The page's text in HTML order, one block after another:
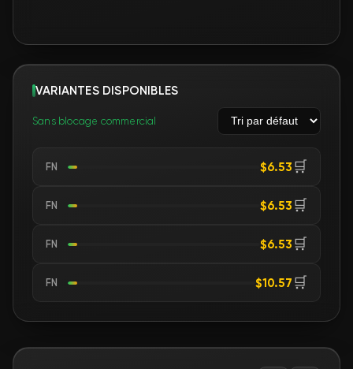
VARIANTES DISPONIBLES
Sans blocage commercial
FN $6.53 🛒
FN $6.53 🛒
FN $6.53 🛒
FN $10.57 🛒